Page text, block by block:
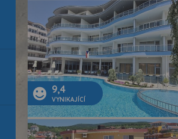
9,4
VYNIKAJÍCÍ